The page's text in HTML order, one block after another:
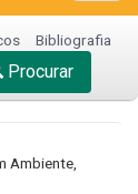
Bibliografia
Procurar
Ambiente,